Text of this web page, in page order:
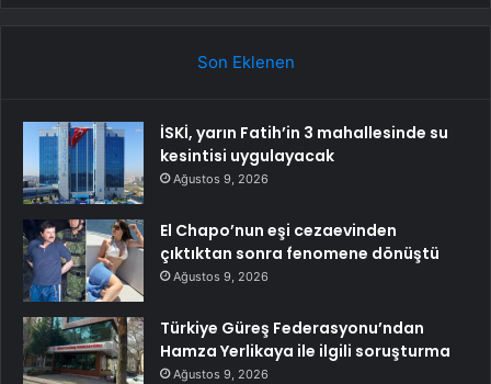
Son Eklenen
İSKİ, yarın Fatih’in 3 mahallesinde su
kesintisi uygulayacak
Ağustos 9, 2026
El Chapo’nun eşi cezaevinden
çıktıktan sonra fenomene dönüştü
Ağustos 9, 2026
Türkiye Güreş Federasyonu’ndan
Hamza Yerlikaya ile ilgili soruşturma
Ağustos 9, 2026